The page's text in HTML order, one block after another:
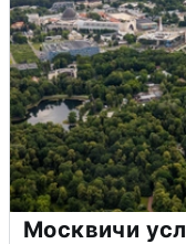
Москвичи